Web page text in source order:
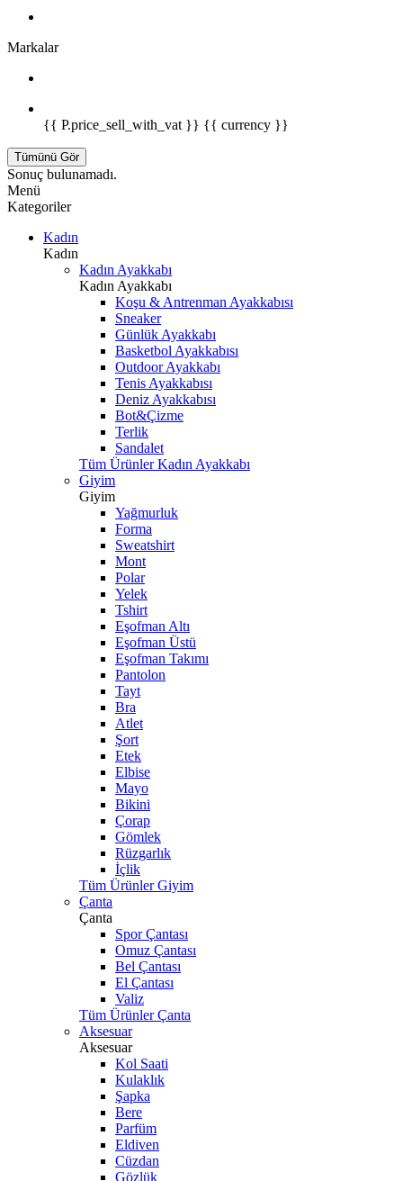
Markalar
{{ P.price_sell_with_vat }} {{ currency }}
Tümünü Gör
Sonuç bulunamadı.
Menü
Kategoriler
Kadın
Kadın
Kadın Ayakkabı
Kadın Ayakkabı
Koşu & Antrenman Ayakkabısı
Sneaker
Günlük Ayakkabı
Basketbol Ayakkabısı
Outdoor Ayakkabı
Tenis Ayakkabısı
Deniz Ayakkabısı
Bot&Çizme
Terlik
Sandalet
Tüm Ürünler Kadın Ayakkabı
Giyim
Giyim
Yağmurluk
Forma
Sweatshirt
Mont
Polar
Yelek
Tshirt
Eşofman Altı
Eşofman Üstü
Eşofman Takımı
Pantolon
Tayt
Bra
Atlet
Şort
Etek
Elbise
Mayo
Bikini
Çorap
Gömlek
Rüzgarlık
İçlik
Tüm Ürünler Giyim
Çanta
Çanta
Spor Çantası
Omuz Çantası
Bel Çantası
El Çantası
Valiz
Tüm Ürünler Çanta
Aksesuar
Aksesuar
Kol Saati
Kulaklık
Şapka
Bere
Parfüm
Eldiven
Cüzdan
Gözlük